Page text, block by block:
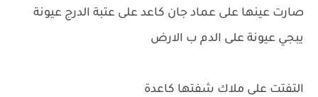
صارت عينها على عماد جان كاعد على عتبة الدرج عيونة
يبجي عيونة على الدم ب الارض
التفتت على ملاك شفتها كاعدة